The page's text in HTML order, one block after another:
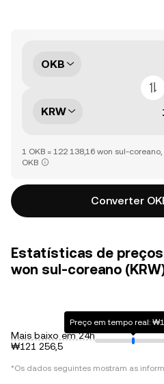
OKB
KRW
1 OKB = 122 138,16 won sul-
OKB
Converter
Estatísticas de preços
won sul-coreano
Mais baixo em 24h
₩121 256,5
Preço em tempo real:
*Os dados seguintes mostram as